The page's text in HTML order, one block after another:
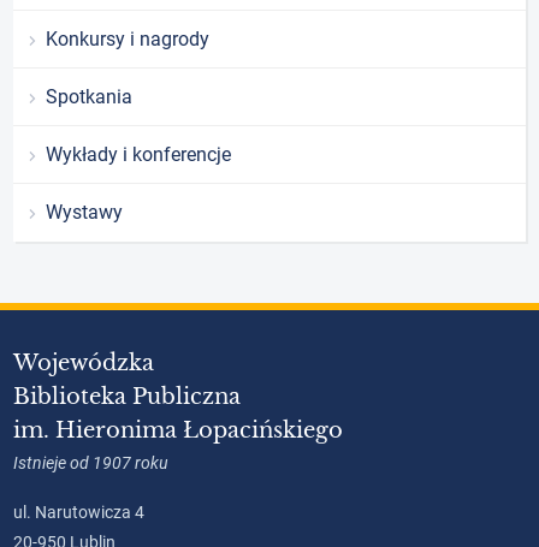
Konkursy i nagrody
Spotkania
Wykłady i konferencje
Wystawy
Wojewódzka
Biblioteka Publiczna
im. Hieronima Łopacińskiego
Istnieje od 1907 roku
ul. Narutowicza 4
20-950 Lublin